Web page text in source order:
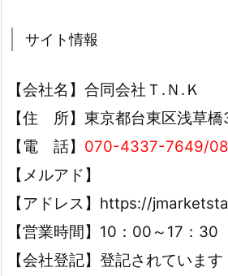
サイト情報
【会社名】 合同会社Ｔ.Ｎ.Ｋ
【住 所】 東京都台東区浅草
【電 話】 070-4337-7649/
【メルアド】
【アドレス】https://
【営業時間】10：00～17：30
【会社登記】登記されています